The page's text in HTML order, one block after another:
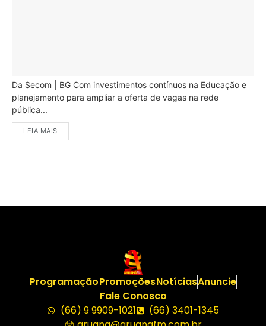
Da Secom | BG Com investimentos contínuos na Educação e
planejamento para ampliar a oferta de vagas na rede
pública...
LEIA MAIS
ProgramaçãoPromoçõesNotíciasAnuncie
Fale Conosco
(66) 9 9909-1021
(66) 3401-1345